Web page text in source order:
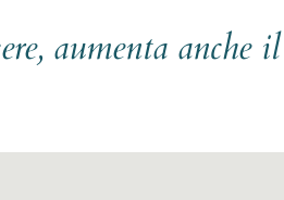
aumenta